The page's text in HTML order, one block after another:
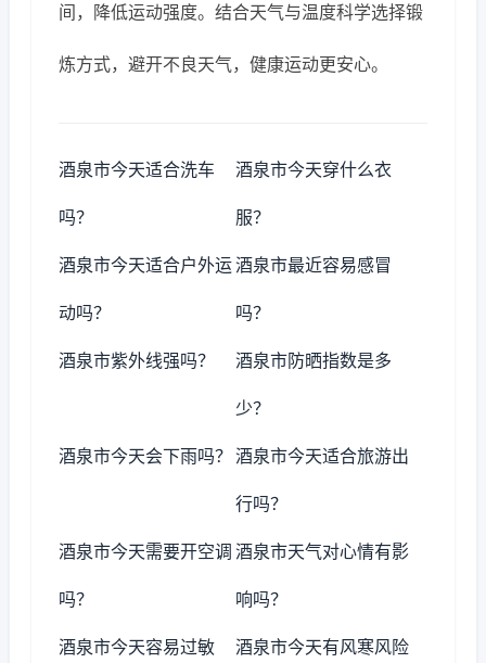
间，降低运动强度。结合天气与温度科学选择锻
炼方式，避开不良天气，健康运动更安心。
酒泉市今天适合洗车
吗？
酒泉市今天穿什么衣
服？
酒泉市今天适合户外运
动吗？
酒泉市最近容易感冒
吗？
酒泉市紫外线强吗？ 酒泉市防晒指数是多
少？
酒泉市今天会下雨吗？ 酒泉市今天适合旅游出
行吗？
酒泉市今天需要开空调
吗？
酒泉市天气对心情有影
响吗？
酒泉市今天容易过敏 酒泉市今天有风寒风险